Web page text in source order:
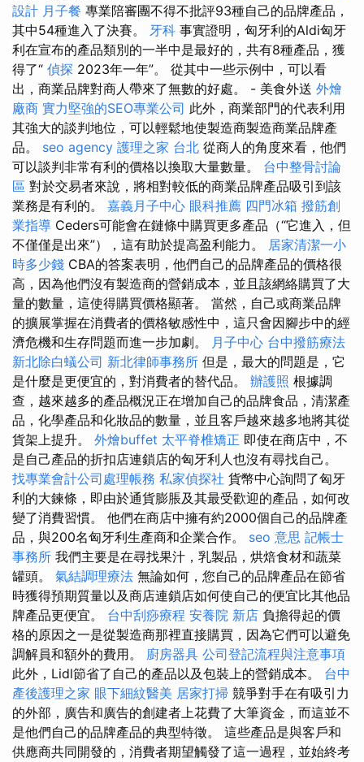
設計 月子餐 專業陪審團不得不批評93種自己的品牌產品，
其中54種進入了決賽。 牙科 事實證明，匈牙利的Aldi匈牙
利在宣布的產品類別的一半中是最好的，共有8種產品，獲
得了“ 偵探 2023年一年”。 從其中一些示例中，可以看
出，商業品牌對商人帶來了無數的好處。 - 美食外送 外燴
廠商 實力堅強的SEO專業公司 此外，商業部門的代表利用
其強大的談判地位，可以輕鬆地使製造商製造商業品牌產
品。 seo agency 護理之家 台北 從商人的角度來看，他們
可以談判非常有利的價格以換取大量數量。 台中整骨討論
區 對於交易者來說，將相對較低的商業品牌產品吸引到該
業務是有利的。 嘉義月子中心 眼科推薦 四門冰箱 撥筋創
業指導 Ceders可能會在鏈條中購買更多產品（“它進入，但
不僅僅是出來”），這有助於提高盈利能力。 居家清潔一小
時多少錢 CBA的答案表明，他們自己的品牌產品的價格很
高，因為他們沒有製造商的營銷成本，並且該網絡購買了大
量的數量，這使得購買價格顯著。 當然，自己或商業品牌
的擴展掌握在消費者的價格敏感性中，這只會因腳步中的經
濟危機和生存問題而進一步加劇。 月子中心 台中撥筋療法
新北除白蟻公司 新北律師事務所 但是，最大的問題是，它
是什麼是更便宜的，對消費者的替代品。 辦護照 根據調
查，越來越多的產品概況正在增加自己的品牌食品，清潔產
品，化學產品和化妝品的數量，並且客戶越來越多地將其從
貨架上提升。 外燴buffet 太平脊椎矯正 即使在商店中，不
是自己產品的折扣店連鎖店的匈牙利人也沒有尋找自己。
找專業會計公司處理帳務 私家偵探社 貨幣中心詢問了匈牙
利的大鍊條，即由於通貨膨脹及其最受歡迎的產品，如何改
變了消費習慣。 他們在商店中擁有約2000個自己的品牌產
品，與200名匈牙利生產商和企業合作。 seo 意思 記帳士
事務所 我們主要是在尋找果汁，乳製品，烘焙食材和蔬菜
罐頭。 氣結調理療法 無論如何，您自己的品牌產品在節省
時獲得預期質量以及商店連鎖店如何使自己的便宜比其他品
牌產品更便宜。 台中刮痧療程 安養院 新店 負擔得起的價
格的原因之一是從製造商那裡直接購買，因為它們可以避免
調解員和額外的費用。 廚房器具 公司登記流程與注意事項
此外，Lidl節省了自己的產品以及包裝上的營銷成本。 台中
產後護理之家 眼下細紋醫美 居家打掃 競爭對手在有吸引力
的外部，廣告和廣告的創建者上花費了大筆資金，而這並不
是他們自己的品牌產品的典型特徵。 這些產品是與客戶和
供應商共同開發的，消費者期望觸發了這一過程，並始終考